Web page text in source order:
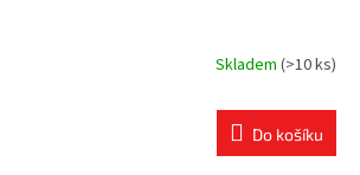
Skladem (>10 ks)
Do košíku